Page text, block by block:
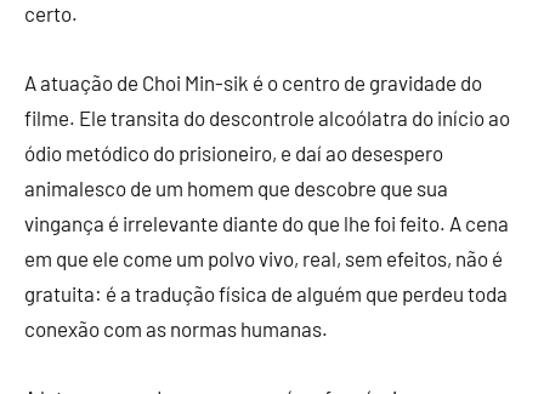
certo.
A atuação de Choi Min-sik é o centro de gravidade do
filme. Ele transita do descontrole alcoólatra do início ao
ódio metódico do prisioneiro, e daí ao desespero
animalesco de um homem que descobre que sua
vingança é irrelevante diante do que lhe foi feito. A cena
em que ele come um polvo vivo, real, sem efeitos, não é
gratuita: é a tradução física de alguém que perdeu toda
conexão com as normas humanas.